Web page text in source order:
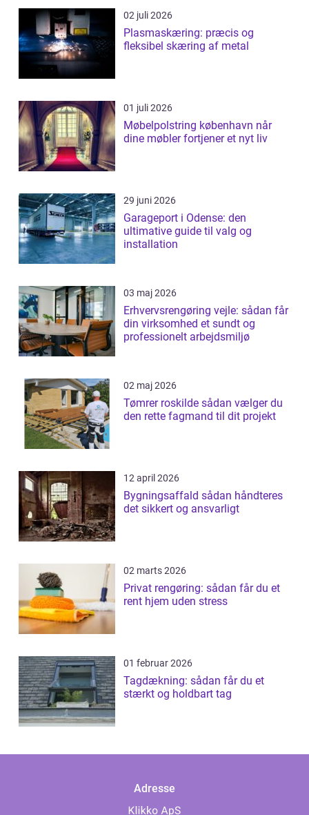
02 juli 2026
Plasmaskæring: præcis og
fleksibel skæring af metal
01 juli 2026
Møbelpolstring københavn når
dine møbler fortjener et nyt liv
29 juni 2026
Garageport i Odense: den
ultimative guide til valg og
installation
03 maj 2026
Erhvervsrengøring vejle: sådan får
din virksomhed et sundt og
professionelt arbejdsmiljø
02 maj 2026
Tømrer roskilde sådan vælger du
den rette fagmand til dit projekt
12 april 2026
Bygningsaffald sådan håndteres
det sikkert og ansvarligt
02 marts 2026
Privat rengøring: sådan får du et
rent hjem uden stress
01 februar 2026
Tagdækning: sådan får du et
stærkt og holdbart tag
Adresse